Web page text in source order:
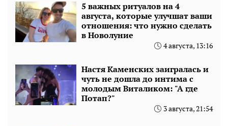
5 важных ритуалов на 4
августа, которые улучшат ваши
отношения: что нужно сделать
в Новолуние
4 августа, 13:16
Настя Каменских заигралась и
чуть не дошла до интима с
молодым Виталиком: "А где
Потап?"
3 августа, 21:54